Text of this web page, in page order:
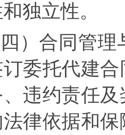
独立性。
四）合同管
委托代建
、违约责任
法律依据和